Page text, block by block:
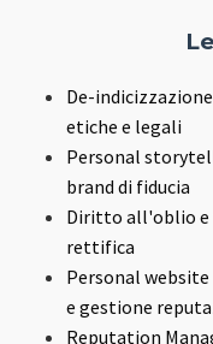
De-
etiche e legali
Personal
brand di fiducia
Diritto all'oblio e
rettifica
Personal
e gestione
Reputation